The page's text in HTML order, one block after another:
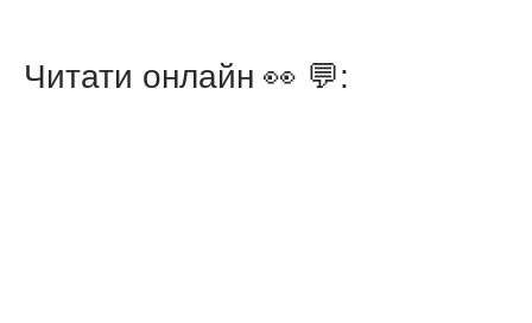
Читати онлайн 👀 💬: